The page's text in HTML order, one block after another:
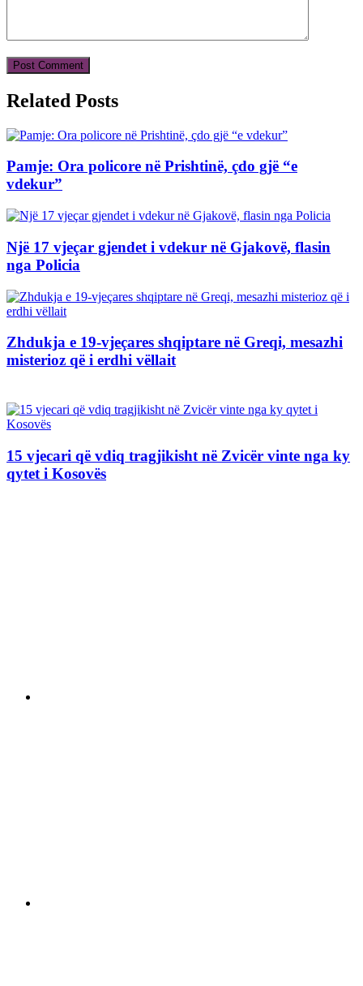
Related Posts
Pamje: Ora policore në Prishtinë, çdo gjë “e
vdekur”
Një 17 vjeçar gjendet i vdekur në Gjakovë, flasin
nga Policia
Zhdukja e 19-vjeçares shqiptare në Greqi, mesazhi
misterioz që i erdhi vëllait
15 vjecari që vdiq tragjikisht në Zvicër vinte nga ky
qytet i Kosovës